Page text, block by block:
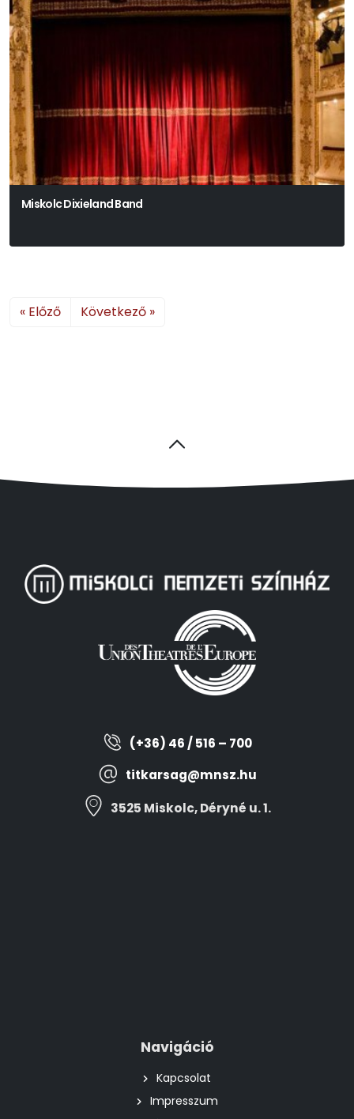
Miskolc Dixieland Band
« Előző Következő »
(+36) 46 / 516 – 700
titkarsag@mnsz.hu
3525 Miskolc, Déryné u. 1.
Navigáció
Kapcsolat
Impresszum